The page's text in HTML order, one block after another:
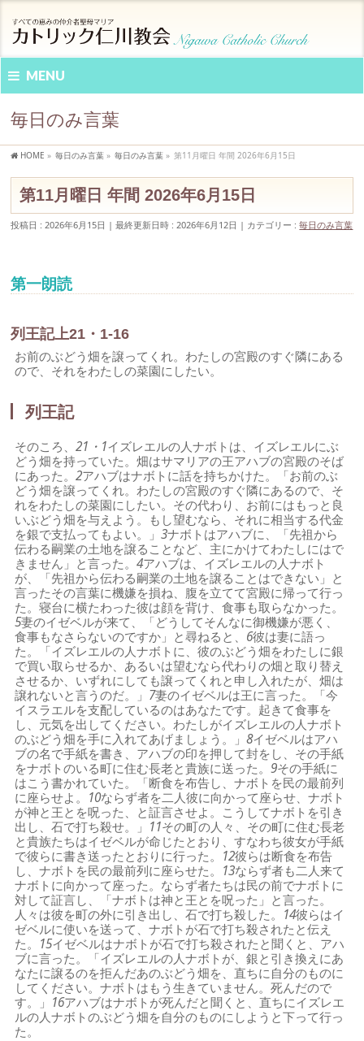
MENU
毎日のみ言葉
HOME » 毎日のみ言葉 » 毎日のみ言葉 » 第11月曜日 年間 2026年6月15日
第11月曜日 年間 2026年6月15日
投稿日 : 2026年6月15日 最終更新日時 : 2026年6月12日 カテゴリー :毎日のみ言葉
第一朗読
列王記上21・1-16
お前のぶどう畑を譲ってくれ。わたしの宮殿のすぐ隣にある
ので、それをわたしの菜園にしたい。
列王記
そのころ、21・1イズレエルの人ナボトは、イズレエルにぶ
どう畑を持っていた。畑はサマリアの王アハブの宮殿のそば
にあった。2アハブはナボトに話を持ちかけた。「お前のぶ
どう畑を譲ってくれ。わたしの宮殿のすぐ隣にあるので、そ
れをわたしの菜園にしたい。その代わり、お前にはもっと良
いぶどう畑を与えよう。もし望むなら、それに相当する代金
を銀で支払ってもよい。」3ナボトはアハブに、「先祖から
伝わる嗣業の土地を譲ることなど、主にかけてわたしにはで
きません」と言った。4アハブは、イズレエルの人ナボト
が、「先祖から伝わる嗣業の土地を譲ることはできない」と
言ったその言葉に機嫌を損ね、腹を立てて宮殿に帰って行っ
た。寝台に横たわった彼は顔を背け、食事も取らなかった。
5妻のイゼベルが来て、「どうしてそんなに御機嫌が悪く、
食事もなさらないのですか」と尋ねると、 6彼は妻に語っ
た。「イズレエルの人ナボトに、彼のぶどう畑をわたしに銀
で買い取らせるか、あるいは望むなら代わりの畑と取り替え
させるか、いずれにしても譲ってくれと申し入れたが、畑は
譲れないと言うのだ。」 7妻のイゼベルは王に言った。「今
イスラエルを支配しているのはあなたです。起きて食事を
し、元気を出してください。わたしがイズレエルの人ナボト
のぶどう畑を手に入れてあげましょう。」8イゼベルはアハ
ブの名で手紙を書き、アハブの印を押して封をし、その手紙
をナボトのいる町に住む長老と貴族に送った。9その手紙に
はこう書かれていた。「断食を布告し、ナボトを民の最前列
に座らせよ。 10ならず者を二人彼に向かって座らせ、ナボト
が神と王とを呪った、と証言させよ。こうしてナボトを引き
出し、石で打ち殺せ。」 11その町の人々、その町に住む長老
と貴族たちはイゼベルが命じたとおり、すなわち彼女が手紙
で彼らに書き送ったとおりに行った。 12彼らは断食を布告
し、ナボトを民の最前列に座らせた。 13ならず者も二人来て
ナボトに向かって座った。ならず者たちは民の前でナボトに
対して証言し、「ナボトは神と王とを呪った」と言った。
人々は彼を町の外に引き出し、石で打ち殺した。 14彼らはイ
ゼベルに使いを送って、ナボトが石で打ち殺されたと伝え
た。 15イゼベルはナボトが石で打ち殺されたと聞くと、アハ
ブに言った。「イズレエルの人ナボトが、銀と引き換えにあ
なたに譲るのを拒んだあのぶどう畑を、直ちに自分のものに
してください。ナボトはもう生きていません。死んだので
す。」 16アハブはナボトが死んだと聞くと、直ちにイズレエ
ルの人ナボトのぶどう畑を自分のものにしようと下って行っ
た。